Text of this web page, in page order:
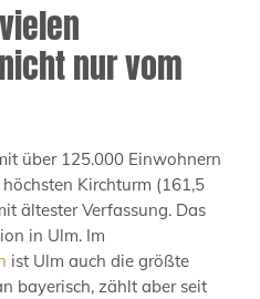
nur vom
über 125.000 Einwohnern
Kirchturm (161,5
ältester Verfassung. Das
in Ulm. Im
ist Ulm auch die größte
bayerisch, zählt aber seit